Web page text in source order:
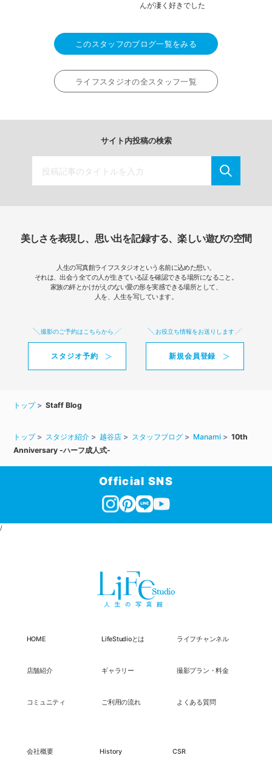
んが凄く好きでした
このスタッフのブログ一覧をみる
ライフスタジオの全スタッフ一覧
サイト内投稿の検索
美しさを表現し、思い出を記録する、楽しい遊びの空間
人生の写真館ライフスタジオという名前に込めた想い。
それは、出会う全ての人が生きている証を確認できる場所になること。
家族の絆とかけがえのない愛の形を実感できる場所として、
人を、人生を写しています。
撮影のご予約はこちらから
スタジオ予約
お役立ち情報をお送りします
新規会員登録
トップ Staff Blog
トップ スタジオ紹介 越谷店 スタッフブログ Manami
10th
Anniversary -ハーフ成人式-
Official SNS
/
HOME LifeStudioとは ライフチャンネル
店舗紹介 ギャラリー 撮影プラン・料金
コミュニティ ご利用の流れ よくある質問
会社概要 History CSR